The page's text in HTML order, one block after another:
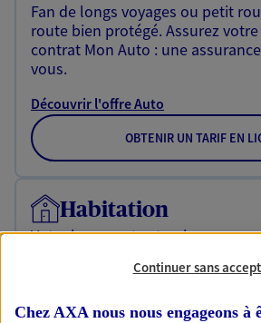
Fan de longs voyages ou petit
route bien protégé. Assurez
contrat Mon Auto : une
vous.
Découvrir l'offre Auto
OBTENIR UN TARIF EN
Habitation
Votre logement est unique,
protégeant ce qui vous tient à
Découvrir l'offre Habitation
Continuer sans
Chez AXA nous nous engageons à